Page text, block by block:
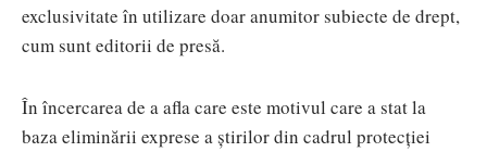
exclusivitate în utilizare doar anumitor subiecte de drept,
cum sunt editorii de presă.
În încercarea de a afla care este motivul care a stat la
baza eliminării exprese a știrilor din cadrul protecției